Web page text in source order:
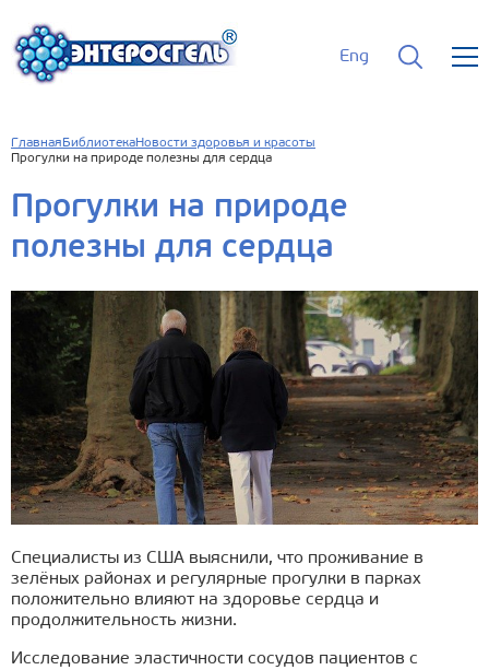
Eng
Главная БиблиотекаНовости здоровья и красоты
Прогулки на природе полезны для сердца
Прогулки на природе
полезны для сердца
Специалисты из США выяснили, что проживание в
зелёных районах и регулярные прогулки в парках
положительно влияют на здоровье сердца и
продолжительность жизни.
Исследование эластичности сосудов пациентов с